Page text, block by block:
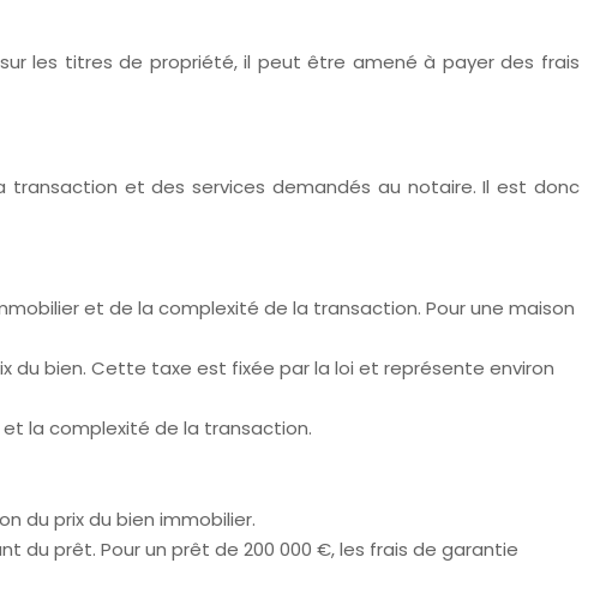
les titres de propriété, il peut être amené à payer des frais
et des services demandés au notaire. Il est donc
et de la complexité de la transaction. Pour une maison
du bien. Cette taxe est fixée par la loi et représente environ
la complexité de la transaction.
du prix du bien immobilier.
du prêt. Pour un prêt de 200 000 €, les frais de garantie